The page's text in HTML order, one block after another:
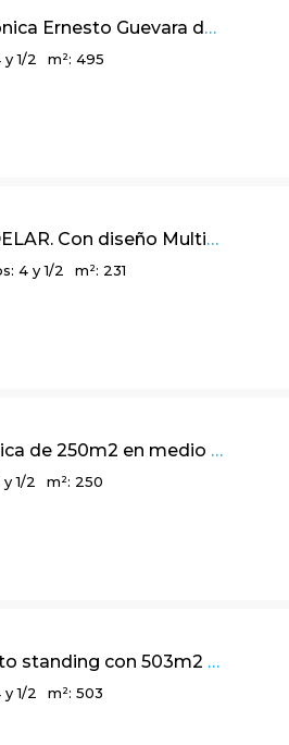
Linda obra arquitectónica Ernesto Guevara de 495m2, El Salitre / La Calera Cund.
1/2
m²: 495
231m2 PARA REMODELAR. Con diseño Multidimensional y balcón panorámico, en Bosques de La Calera
4 y 1/2
m²: 231
Una obra arquitectónica de 250m2 en medio de la naturaleza. Niquia, Provenza – Bogotá
1/2
m²: 250
Casa de campo de alto standing con 503m2 y vista a lago, en Reserva de Potosí
1/2
m²: 503